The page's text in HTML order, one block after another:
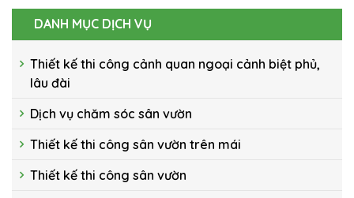
DANH MỤC DỊCH VỤ
Thiết kế thi công cảnh quan ngoại cảnh biệt phủ,
lâu đài
Dịch vụ chăm sóc sân vườn
Thiết kế thi công sân vườn trên mái
Thiết kế thi công sân vườn